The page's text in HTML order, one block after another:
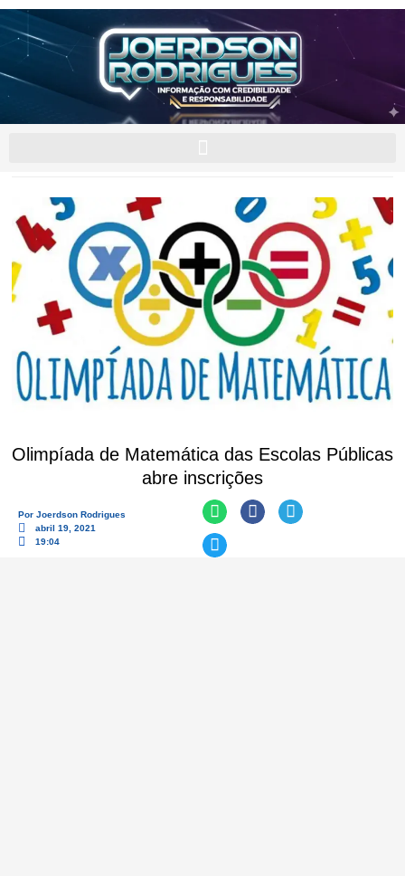
Olimpíada de Matemática das Escolas Públicas
abre inscrições
Por Joerdson Rodrigues
abril 19, 2021
19:04